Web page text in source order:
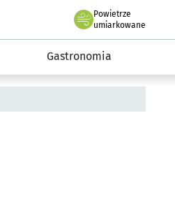
Powietrze
we Wrocławiu
umiarkowane
Gastronomia